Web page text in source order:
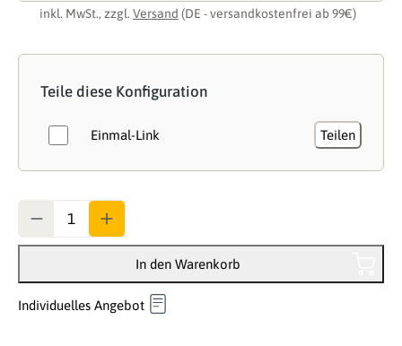
inkl. MwSt., zzgl. Versand (DE - versandkostenfrei ab 99€)
Teile diese Konfiguration
Einmal-Link Teilen
In den Warenkorb
Individuelles Angebot